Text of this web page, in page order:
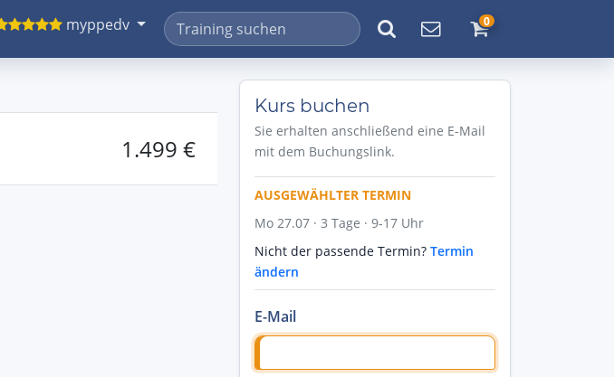
myppedv 0
1.499 €
Kurs buchen
Sie erhalten anschließend eine E-Mail
mit dem Buchungslink.
AUSGEWÄHLTER TERMIN
Mo 27.07 · 3 Tage · 9-17 Uhr
Nicht der passende Termin? Termin
ändern
E-Mail